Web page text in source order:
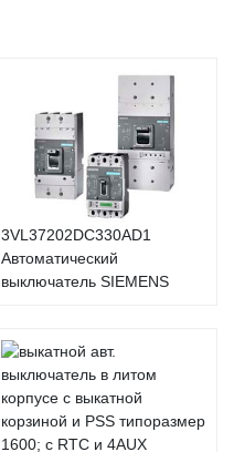
3VL37202DC330AD1
Автоматический
выключатель SIEMENS